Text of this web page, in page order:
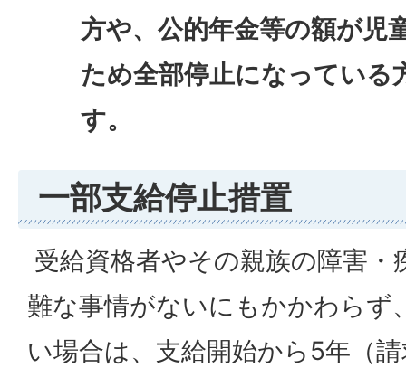
方や、公的年金等の額が児
ため全部停止になっている
す。
一部支給停止措置
受給資格者やその親族の障害・
難な事情がないにもかかわらず
い場合は、支給開始から5年（